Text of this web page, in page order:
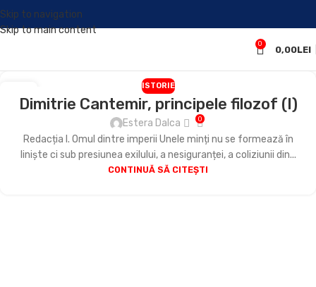
Skip to navigation
Skip to main content
0
0,00LEI
27
IUN.
ISTORIE
Dimitrie Cantemir, principele filozof (I)
Estera Dalca 0
Redacția I. Omul dintre imperii Unele minți nu se formează în
liniște ci sub presiunea exilului, a nesiguranței, a coliziunii din...
CONTINUĂ SĂ CITEȘTI